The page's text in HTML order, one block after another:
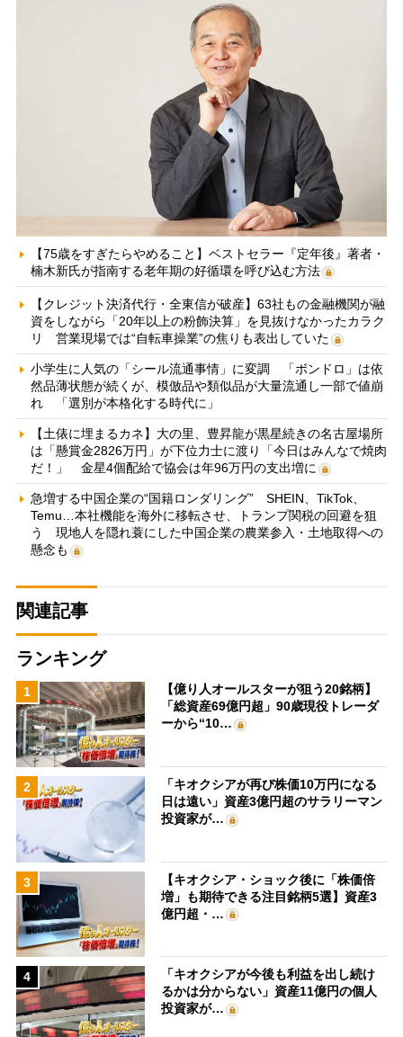
【75歳をすぎたらやめること】ベストセラー『定年後』著者・
楠木新氏が指南する老年期の好循環を呼び込む方法
【クレジット決済代行・全東信が破産】63社もの金融機関が融
資をしながら「20年以上の粉飾決算」を見抜けなかったカラク
リ 営業現場では“自転車操業”の焦りも表出していた
小学生に人気の「シール流通事情」に変調 「ボンドロ」は依
然品薄状態が続くが、模倣品や類似品が大量流通し一部で値崩
れ 「選別が本格化する時代に」
【土俵に埋まるカネ】大の里、豊昇龍が黒星続きの名古屋場所
は「懸賞金2826万円」が下位力士に渡り「今日はみんなで焼肉
だ！」 金星4個配給で協会は年96万円の支出増に
急増する中国企業の“国籍ロンダリング” SHEIN、TikTok、
Temu…本社機能を海外に移転させ、トランプ関税の回避を狙
う 現地人を隠れ蓑にした中国企業の農業参入・土地取得への
懸念も
関連記事
ランキング
1
【億り人オールスターが狙う20銘柄】
「総資産69億円超」90歳現役トレーダ
ーから“10…
2
「キオクシアが再び株価10万円になる
日は遠い」資産3億円超のサラリーマン
投資家が…
3
【キオクシア・ショック後に「株価倍
増」も期待できる注目銘柄5選】資産3
億円超・…
4
「キオクシアが今後も利益を出し続け
るかは分からない」資産11億円の個人
投資家が…